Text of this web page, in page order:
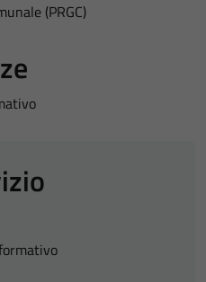
(PRGC)